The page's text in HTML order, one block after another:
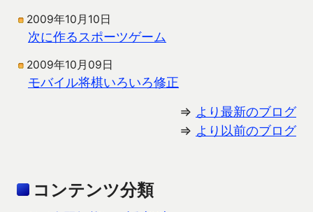
2009年10月10日
次に作るスポーツゲーム
2009年10月09日
モバイル将棋いろいろ修正
⇒ より最新のブログ
⇒ より以前のブログ
コンテンツ分類